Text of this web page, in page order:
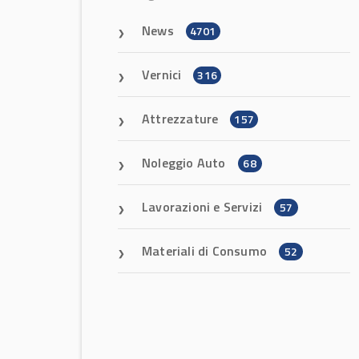
News 4701
Vernici 316
Attrezzature 157
Noleggio Auto 68
Lavorazioni e Servizi 57
Materiali di Consumo 52